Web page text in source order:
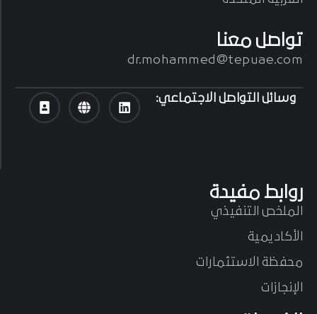
dr.mohammed@tepuae.com
الملخص التنفيذي
الأكاديمية
محفظة الاستثمارات
الإنجازات
الخدمات